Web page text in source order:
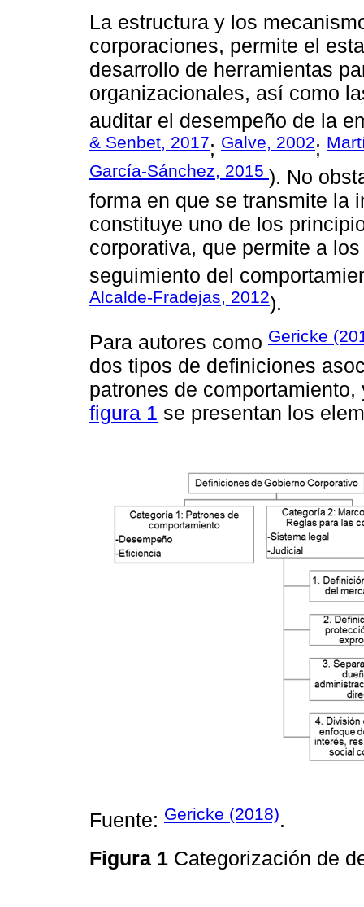
La estructura y los
corporaciones, permite el
desarrollo de herramientas
organizacionales, así como
auditar el desempeño de la
& Senbet, 2017; Galve, 2002;
García-Sánchez, 2015 ). No
forma en que se transmite la
constituye uno de los
corporativa, que permite a
seguimiento del
Alcalde-Fradejas, 2012).
Para autores como Gericke
dos tipos de definiciones
patrones de
figura 1 se presentan los
Fuente: Gericke (2018).
Figura 1 Categorización de